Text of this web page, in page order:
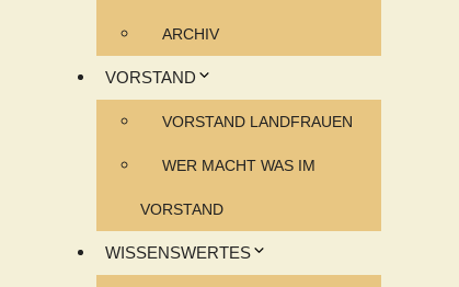
ARCHIV
VORSTAND
VORSTAND LANDFRAUEN
WER MACHT WAS IM
VORSTAND
WISSENSWERTES